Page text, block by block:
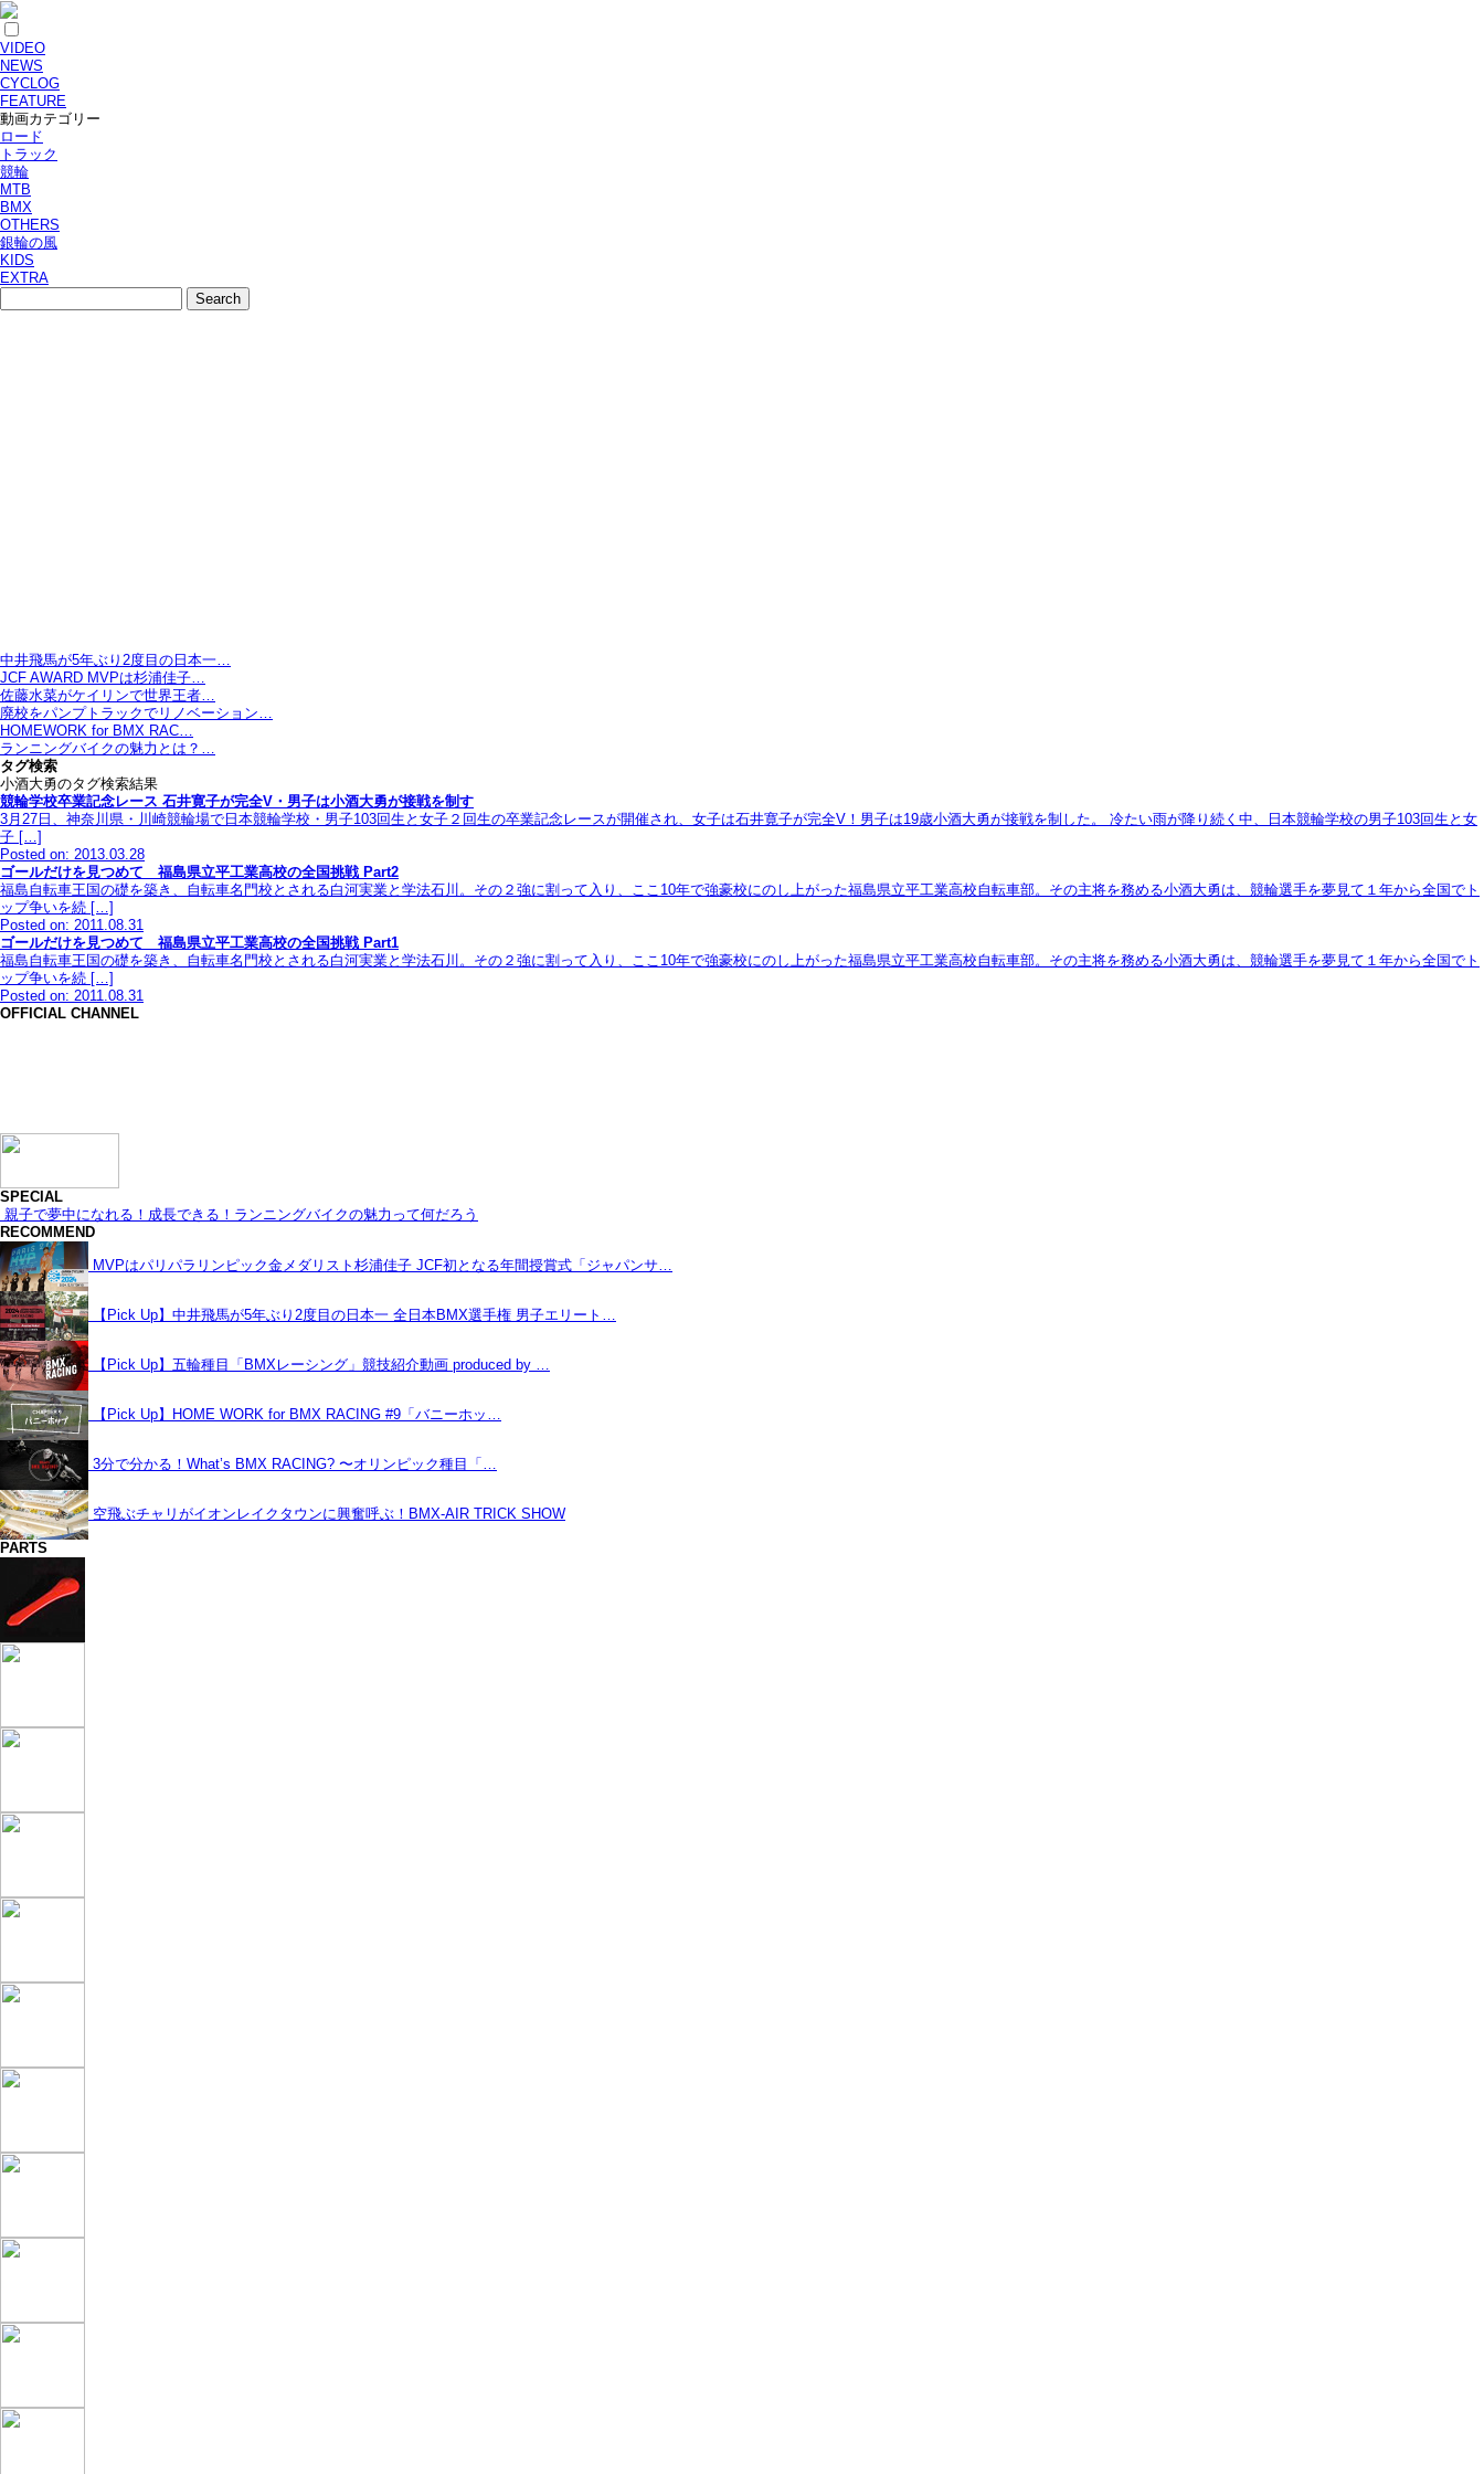
VIDEO
NEWS
CYCLOG
FEATURE
動画カテゴリー
ロード
トラック
競輪
MTB
BMX
OTHERS
銀輪の風
KIDS
EXTRA
中井飛馬が5年ぶり2度目の日本一…
JCF AWARD MVPは杉浦佳子…
佐藤水菜がケイリンで世界王者…
廃校をパンプトラックでリノベーション…
HOMEWORK for BMX RAC…
ランニングバイクの魅力とは？…
タグ検索
小酒大勇のタグ検索結果
競輪学校卒業記念レース 石井寛子が完全V・男子は小酒大勇が接戦を制す
3月27日、神奈川県・川崎競輪場で日本競輪学校・男子103回生と女子２回生の卒業記念レースが開催され、女子は石井寛子が完全V！男子は19歳小酒大勇が接戦を制した。 冷たい雨が降り続く中、日本競輪学校の男子103回生と女
子 […]
Posted on: 2013.03.28
ゴールだけを見つめて 福島県立平工業高校の全国挑戦 Part2
福島自転車王国の礎を築き、自転車名門校とされる白河実業と学法石川。その２強に割って入り、ここ10年で強豪校にのし上がった福島県立平工業高校自転車部。その主将を務める小酒大勇は、競輪選手を夢見て１年から全国でト
ップ争いを続 […]
Posted on: 2011.08.31
ゴールだけを見つめて 福島県立平工業高校の全国挑戦 Part1
福島自転車王国の礎を築き、自転車名門校とされる白河実業と学法石川。その２強に割って入り、ここ10年で強豪校にのし上がった福島県立平工業高校自転車部。その主将を務める小酒大勇は、競輪選手を夢見て１年から全国でト
ップ争いを続 […]
Posted on: 2011.08.31
OFFICIAL CHANNEL
SPECIAL
親子で夢中になれる！成長できる！ランニングバイクの魅力って何だろう
RECOMMEND
MVPはパリパラリンピック金メダリスト杉浦佳子 JCF初となる年間授賞式「ジャパンサ…
【Pick Up】中井飛馬が5年ぶり2度目の日本一 全日本BMX選手権 男子エリート…
【Pick Up】五輪種目「BMXレーシング」競技紹介動画 produced by …
【Pick Up】HOME WORK for BMX RACING #9「バニーホッ…
3分で分かる！What’s BMX RACING? 〜オリンピック種目「…
空飛ぶチャリがイオンレイクタウンに興奮呼ぶ！BMX-AIR TRICK SHOW
PARTS